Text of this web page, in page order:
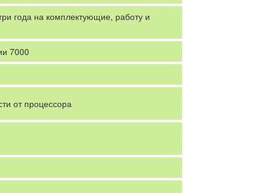
года на комплектующие, работу и
7000
от процессора